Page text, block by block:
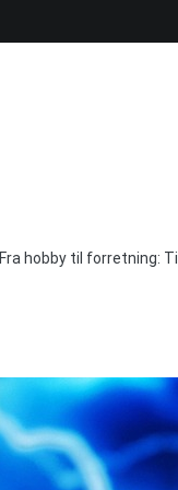
Fra hobby til forretning: